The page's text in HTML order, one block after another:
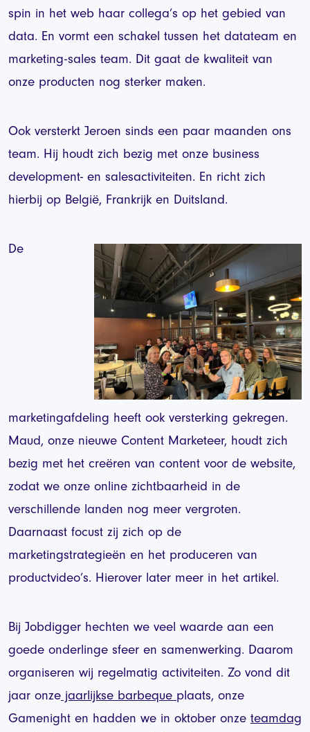
spin in het web haar collega’s op het gebied van
data. En vormt een schakel tussen het datateam en
marketing-sales team. Dit gaat de kwaliteit van
onze producten nog sterker maken.
Ook versterkt Jeroen sinds een paar maanden ons
team. Hij houdt zich bezig met onze business
development- en salesactiviteiten. En richt zich
hierbij op België, Frankrijk en Duitsland.
De
marketingafdeling heeft ook versterking gekregen.
Maud, onze nieuwe Content Marketeer, houdt zich
bezig met het creëren van content voor de website,
zodat we onze online zichtbaarheid in de
verschillende landen nog meer vergroten.
Daarnaast focust zij zich op de
marketingstrategieën en het produceren van
productvideo’s. Hierover later meer in het artikel.
Bij Jobdigger hechten we veel waarde aan een
goede onderlinge sfeer en samenwerking. Daarom
organiseren wij regelmatig activiteiten. Zo vond dit
jaar onze jaarlijkse barbeque plaats, onze
Gamenight en hadden we in oktober onze teamdag